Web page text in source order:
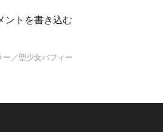
ントを書き込む
ー／聖少女バフィー